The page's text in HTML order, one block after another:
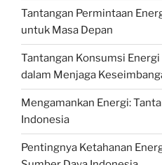
Tantangan Permintaan
untuk Masa Depan
Tantangan Konsumsi
dalam Menjaga
Mengamankan Energi:
Indonesia
Pentingnya Ketahanan